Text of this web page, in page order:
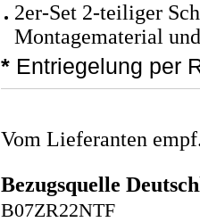
2er-Set 2-teiliger
Montagematerial
* Entriegelung per
Vom Lieferanten
Bezugsquelle
B07ZR22NTF